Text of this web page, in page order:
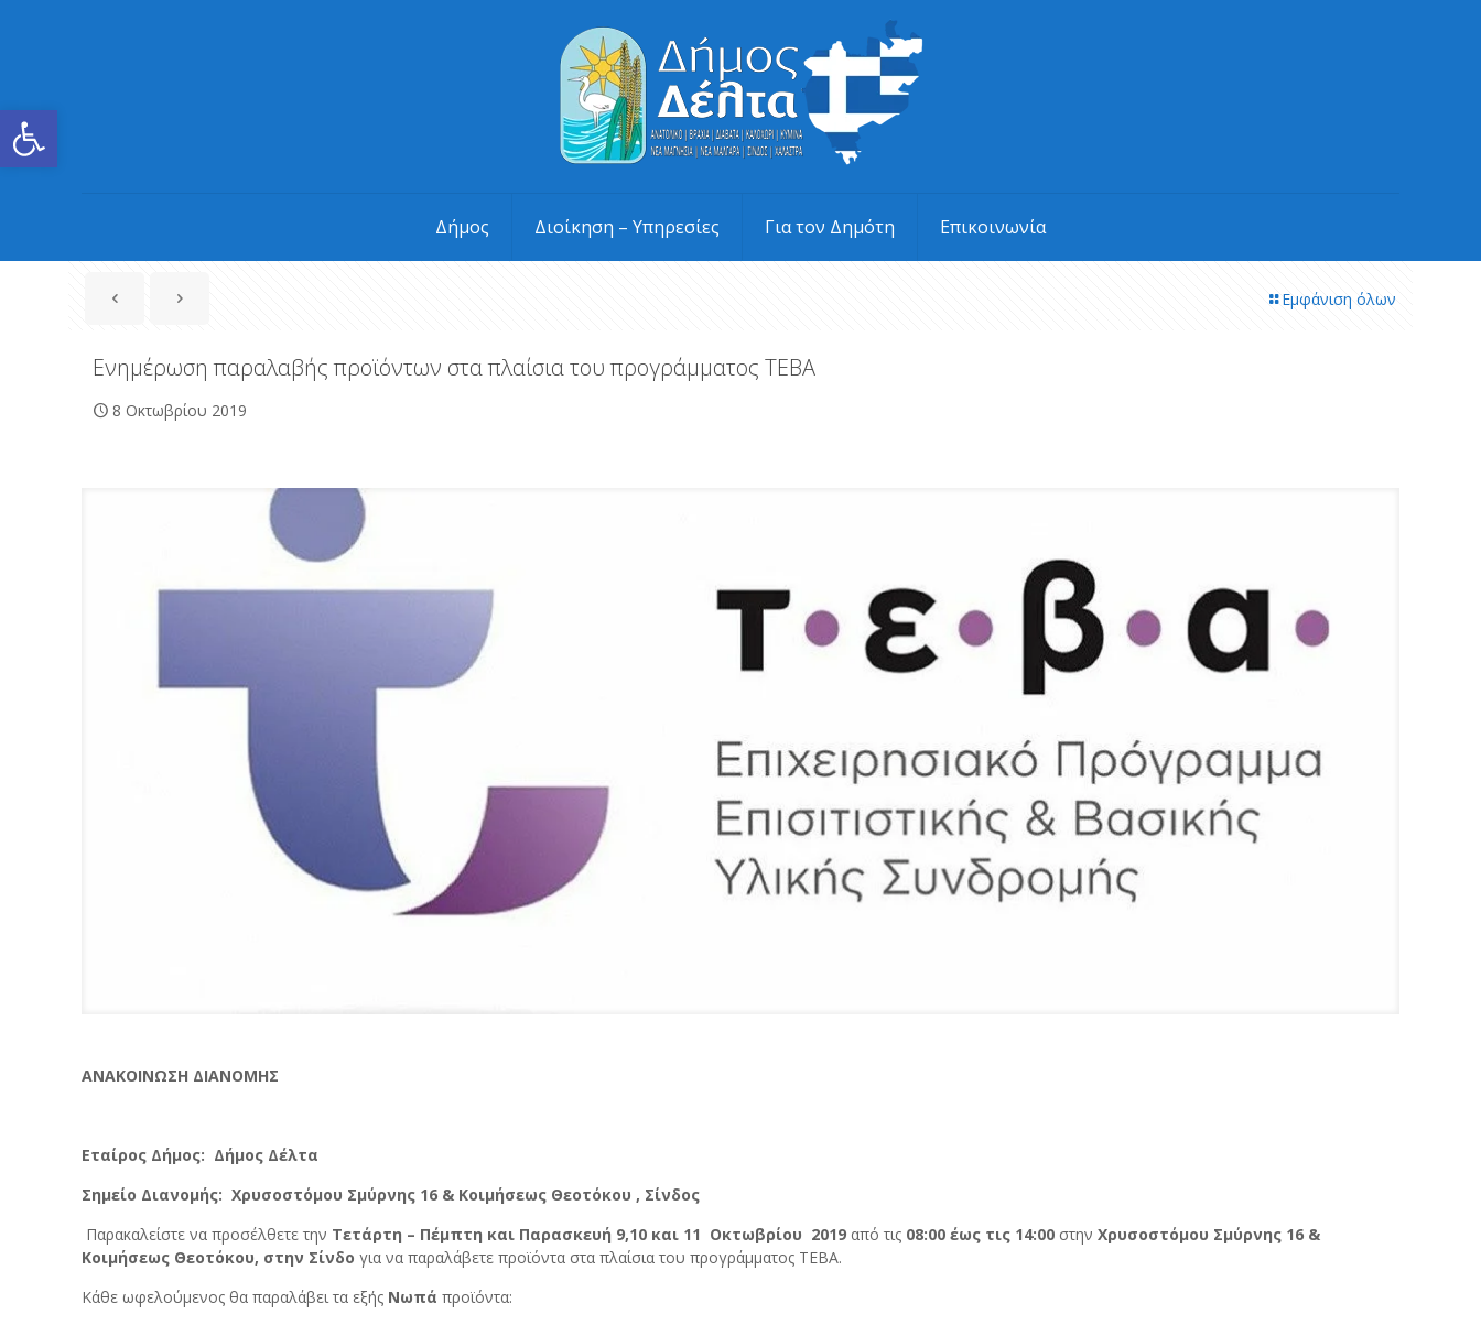
Ανοίξτε τη γραμμή εργαλείων
Δήμος Διοίκηση – Υπηρεσίες Για τον Δημότη Επικοινωνία
Εμφάνιση όλων
Ενημέρωση παραλαβής προϊόντων στα πλαίσια του προγράμματος ΤΕΒΑ
8 Οκτωβρίου 2019
ΑΝΑΚΟΙΝΩΣΗ ΔΙΑΝΟΜΗΣ
Εταίρος Δήμος: Δήμος Δέλτα
Σημείο Διανομής: Χρυσοστόμου Σμύρνης 16 & Κοιμήσεως Θεοτόκου , Σίνδος
Παρακαλείστε να προσέλθετε την Τετάρτη – Πέμπτη και Παρασκευή 9,10 και 11 Οκτωβρίου 2019 από τις 08:00 έως τις 14:00 στηνΧρυσοστόμου Σμύρνης 16 &
Κοιμήσεως Θεοτόκου, στην Σίνδο για να παραλάβετε προϊόντα στα πλαίσια του προγράμματος ΤΕΒΑ.
Κάθε ωφελούμενος θα παραλάβει τα εξής Νωπά προϊόντα: